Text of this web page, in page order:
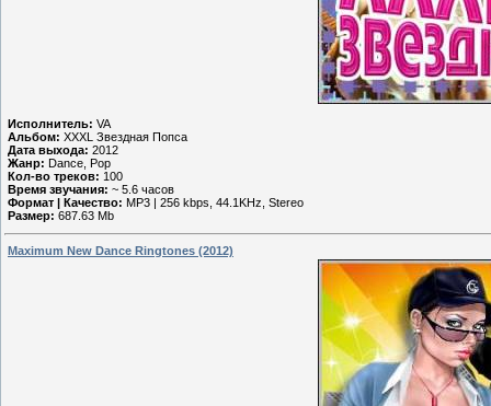
Исполнитель: VA
Альбом: XXXL Звездная Попса
Дата выхода: 2012
Жанр: Dance, Pop
Кол-во треков: 100
Время звучания: ~ 5.6 часов
Формат | Качество: MP3 | 256 kbps, 44.1KHz, Stereo
Размер: 687.63 Mb
Maximum New Dance Ringtones (2012)